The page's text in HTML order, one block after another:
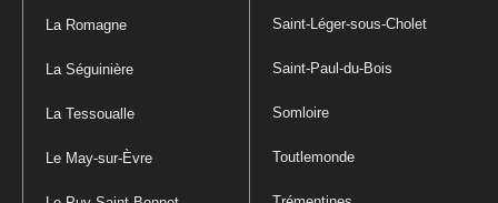
La Romagne
La Séguinière
La Tessoualle
Le May-sur-Èvre
Saint-Léger-sous-Cholet
Saint-Paul-du-Bois
Somloire
Toutlemonde